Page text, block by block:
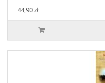
44,90 zł